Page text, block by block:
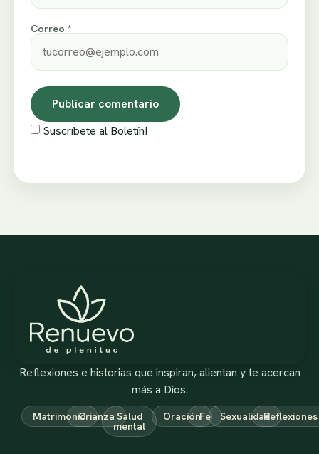
Correo *
Suscríbete al Boletín!
Reflexiones e historias que inspiran, alientan y te acercan
más a Dios.
MatrimonioCrianza Salud
mental
OraciónFe SexualidadReflexiones